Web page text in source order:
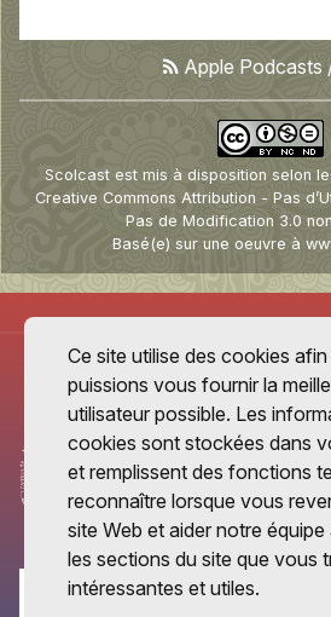
Apple Podcasts
Scolcast est mis à disposition selon
Creative Commons Attribution - Pas
Pas de Modification 3.0
Basé(e) sur une oeuvre à
Ce site utilise des cookies
puissions vous fournir la
utilisateur possible. Les
cookies sont stockées dans
et remplissent des fonctions
reconnaître lorsque vous
site Web et aider notre
les sections du site que vous
intéressantes et utiles.